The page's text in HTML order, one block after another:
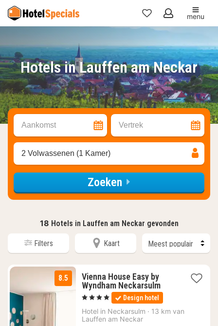
Mijn
menu
Hotels in Lauffen am Neckar
Aankomst Vertrek
2 Volwassenen (1 Kamer)
Zoeken
18 Hotels in Lauffen am Neckar gevonden
Filters Kaart
8.5
Vienna House Easy by
Wyndham Neckarsulm2
nachten
vanaf
€
, 4 Sterren Design hotel
Hotel in Neckarsulm · 13 km van
Lauffen am Neckar